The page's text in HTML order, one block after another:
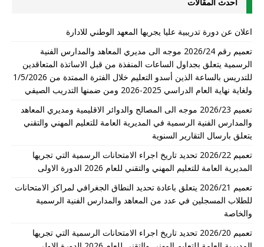
أحدث المقالات
اعلان عن دورة تدريبية عليا يجريها المعهد الوطني للادارة
تعميم رقم 2026/24 موجه الى مديري المعاهد والمدارس الفنية
الرسمية يتعلق بجداول الساعات المنفذة من قبل الاساتذة المتعاقدين
للتدريس بالساعة الذين أسدو التعليم خلال الفترة الممتدة من 1/5/2026
ولغاية نهاية العام الدراسي 2025-2026 ومن ضمنها التدريب الصيفي
تعميم 2026/23 موجه الى المصالح والدوائر الاقليمية ومديري المعاهد
والمدارس الفنية الرسمية في المديرية العامة للتعليم المهني والتقني
يتعلق بارسال التقارير السنوية
تعميم 2026/22 تحديد تاريخ اجراء الامتحانات الرسمية التي تجريها
المديرية العامة للتعليم المهني والتقني للعام 2026 الدورة الاولى
تعميم 2026/21 يتعلق باعادة تحديد النطاق الجغرافي لمراكز الامتحانات
للطلاب المسجلين في عدد من المعاهد والمدارس الفنية الرسمية
والخاصة
تعميم 2026/20 تحديد تاريخ اجراء الامتحانات الرسمية التي تجريها